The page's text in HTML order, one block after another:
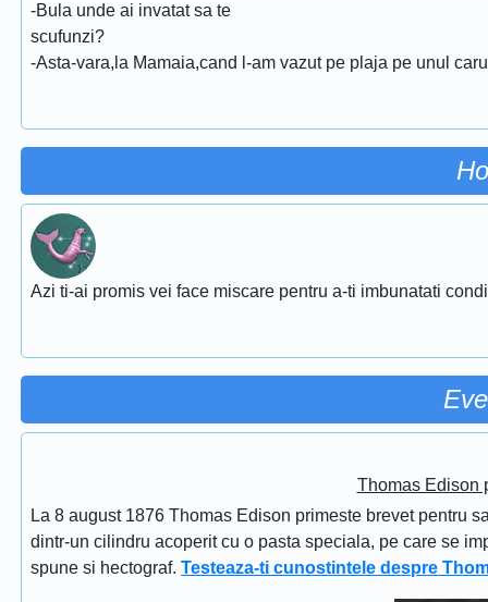
-Bula unde ai invatat sa te
scufunzi?
-Asta-vara,la Mamaia,cand l-am vazut pe plaja pe unul
Azi ti-ai promis vei face miscare pentru a-ti imbunatati
Thomas Edison
La 8 august 1876 Thomas Edison primeste brevet pentru
dintr-un cilindru acoperit cu o pasta speciala, pe care se
spune si hectograf. Testeaza-ti cunostintele despre